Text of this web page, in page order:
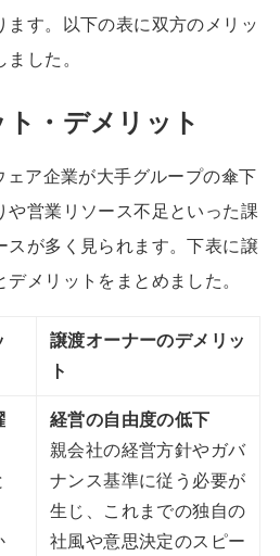
ます。以下の表に双方のメリッ
した。
・デメリット
ェア企業が大手グループの傘下
や営業リソース不足といった課
スが多く見られます。下表に譲
メリットをまとめました。
譲渡オーナーのデメリッ
ト
経営の自由度の低下
親会社の経営方針やガバ
ナンス基準に従う必要が
生じ、これまでの独自の
社風や意思決定のスピー